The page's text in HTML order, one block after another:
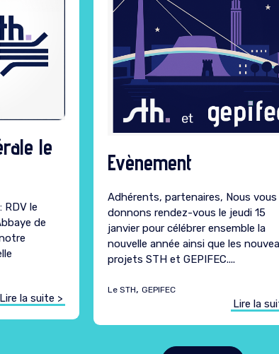
le
le
de
Lire la suite >
Evènement
Adhérents, partenaires, Nous vous
donnons rendez-vous le jeudi 15
janvier pour célébrer ensemble la
nouvelle année ainsi que les
projets STH et GEPIFEC....
Le STH, GEPIFEC
Lire la